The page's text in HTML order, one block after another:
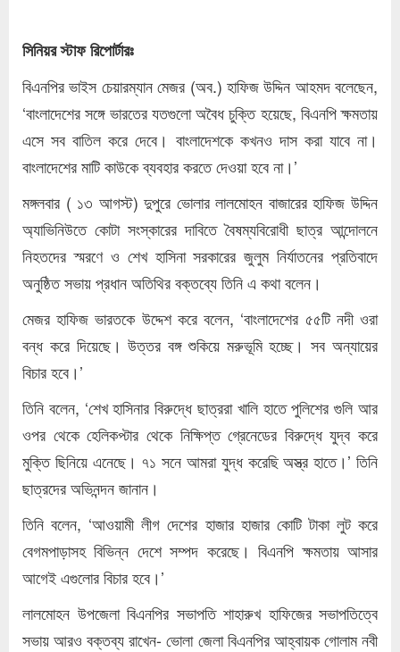
সিনিয়র স্টাফ রিপোর্টারঃ
বিএনপির ভাইস চেয়ারম্যান মেজর (অব.) হাফিজ উদ্দিন আহমদ বলেছেন,
‘বাংলাদেশের সঙ্গে ভারতের যতগুলো অবৈধ চুক্তি হয়েছে, বিএনপি ক্ষমতায়
এসে সব বাতিল করে দেবে। বাংলাদেশকে কখনও দাস করা যাবে না।
বাংলাদেশের মাটি কাউকে ব্যবহার করতে দেওয়া হবে না।’
মঙ্গলবার ( ১৩ আগস্ট) দুপুরে ভোলার লালমোহন বাজারের হাফিজ উদ্দিন
অ্যাভিনিউতে কোটা সংস্কারের দাবিতে বৈষম্যবিরোধী ছাত্র আন্দোলনে
নিহতদের স্মরণে ও শেখ হাসিনা সরকারের জুলুম নির্যাতনের প্রতিবাদে
অনুষ্ঠিত সভায় প্রধান অতিথির বক্তব্যে তিনি এ কথা বলেন।
মেজর হাফিজ ভারতকে উদ্দেশ করে বলেন, ‘বাংলাদেশের ৫৫টি নদী ওরা
বন্ধ করে দিয়েছে। উত্তর বঙ্গ শুকিয়ে মরুভূমি হচ্ছে। সব অন্যায়ের
বিচার হবে।’
তিনি বলেন, ‘শেখ হাসিনার বিরুদ্ধে ছাত্ররা খালি হাতে পুলিশের গুলি আর
ওপর থেকে হেলিকপ্টার থেকে নিক্ষিপ্ত গ্রেনেডের বিরুদ্ধে যুদ্ব করে
মুক্তি ছিনিয়ে এনেছে। ৭১ সনে আমরা যুদ্ধ করেছি অস্ত্র হাতে।’ তিনি
ছাত্রদের অভিনন্দন জানান।
তিনি বলেন, ‘আওয়ামী লীগ দেশের হাজার হাজার কোটি টাকা লুট করে
বেগমপাড়াসহ বিভিন্ন দেশে সম্পদ করেছে। বিএনপি ক্ষমতায় আসার
আগেই এগুলোর বিচার হবে।’
লালমোহন উপজেলা বিএনপির সভাপতি শাহারুখ হাফিজের সভাপতিত্বে
সভায় আরও বক্তব্য রাখেন- ভোলা জেলা বিএনপির আহ্বায়ক গোলাম নবী